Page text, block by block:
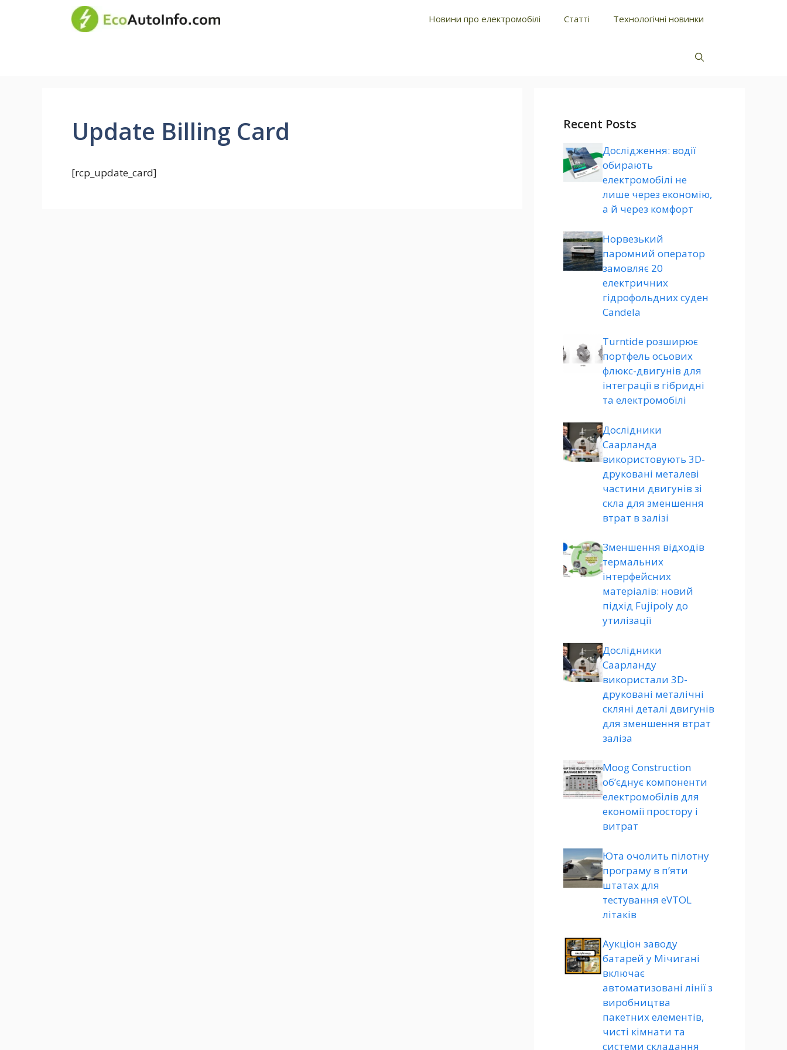
Новини про електромобілі Статті Технологічні новинки
Update Billing Card
[rcp_update_card]
Recent Posts
Дослідження: водії
обирають
електромобілі не
лише через економію,
а й через комфорт
Норвезький
паромний оператор
замовляє 20
електричних
гідрофольдних суден
Candela
Turntide розширює
портфель осьових
флюкс-двигунів для
інтеграції в гібридні
та електромобілі
Дослідники
Саарланда
використовують 3D-
друковані металеві
частини двигунів зі
скла для зменшення
втрат в залізі
Зменшення відходів
термальних
інтерфейсних
матеріалів: новий
підхід Fujipoly до
утилізації
Дослідники
Саарланду
використали 3D-
друковані металічні
скляні деталі двигунів
для зменшення втрат
заліза
Moog Construction
об’єднує компоненти
електромобілів для
економії простору і
витрат
Юта очолить пілотну
програму в п’яти
штатах для
тестування eVTOL
літаків
Аукціон заводу
батарей у Мічигані
включає
автоматизовані лінії з
виробництва
пакетних елементів,
чисті кімнати та
системи складання